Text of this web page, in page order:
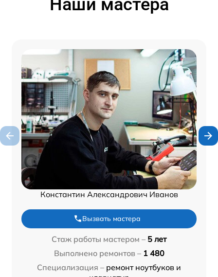
Наши мастера
Константин Александрович Иванов
Вызвать мастера
Стаж работы мастером – 5 лет
Выполнено ремонтов – 1 480
Специализация – ремонт ноутбуков и